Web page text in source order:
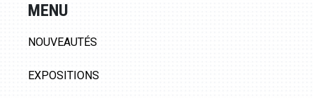
MENU
NOUVEAUTÉS
EXPOSITIONS